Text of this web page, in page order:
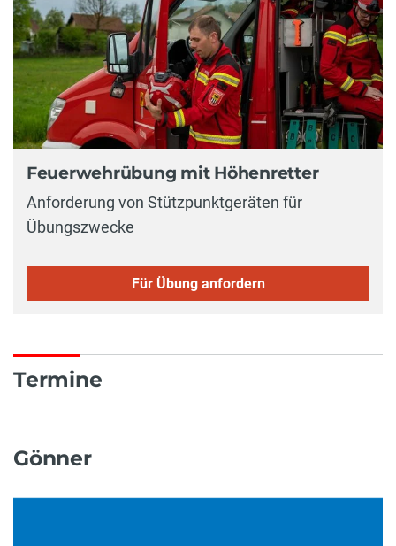
Feuerwehrübung mit Höhenretter
Anforderung von Stützpunktgeräten für
Übungszwecke
Für Übung anfordern
Termine
Gönner